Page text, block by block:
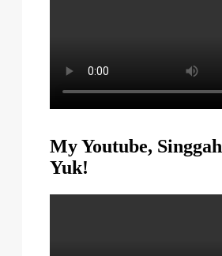
My Youtube, Singgah
Yuk!